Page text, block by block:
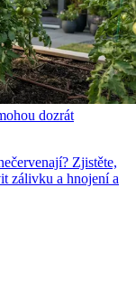
dozrát
Zjistěte,
zálivku a hnojení a